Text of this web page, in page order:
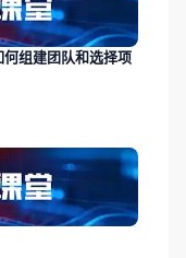
组建团队和选择项